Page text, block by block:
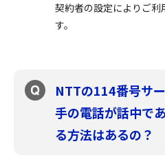
契約者の設定によりご利
す。
NTTの114番号サ
手の電話が話中で
る方法はあるの？